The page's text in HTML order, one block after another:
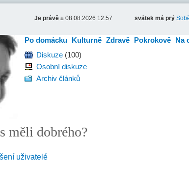
Je právě ± 08.08.2026 12:57 svátek má prý
Po domácku Kulturně Zdravě Pokrokově Na
Diskuze (100)
Osobní diskuze
Archiv článků
měli dobrého?
uživatelé